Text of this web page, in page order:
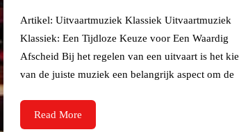
Artikel: Uitvaartmuziek Klassiek Uitvaartmuziek
Klassiek: Een Tijdloze Keuze voor Een Waardig
Afscheid Bij het regelen van een uitvaart is het
van de juiste muziek een belangrijk aspect om de
Read More
More